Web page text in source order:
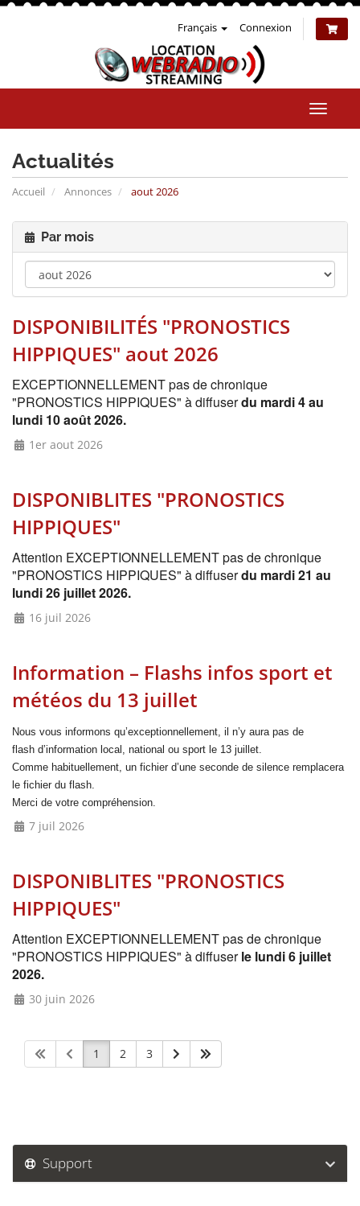
Français Connexion
la
Actualités
Accueil Annonces aout 2026
Par mois
DISPONIBILITÉS "PRONOSTICS
HIPPIQUES" aout 2026
EXCEPTIONNELLEMENT pas de chronique
"PRONOSTICS HIPPIQUES" à diffuserdu mardi 4 au
lundi 10 août 2026.
1er aout 2026
DISPONIBLITES "PRONOSTICS
HIPPIQUES"
Attention EXCEPTIONNELLEMENT pas de chronique
"PRONOSTICS HIPPIQUES" à diffuserdu mardi 21 au
lundi 26 juillet 2026.
16 juil 2026
Information – Flashs infos sport et
météos du 13 juillet
Nous vous informons qu’exceptionnellement, il n’y aura pas de
flash d’information local, national ou sport le 13 juillet.
Comme habituellement, un fichier d’une seconde de silence remplacera
le fichier du flash.
Merci de votre compréhension.
7 juil 2026
DISPONIBLITES "PRONOSTICS
HIPPIQUES"
Attention EXCEPTIONNELLEMENT pas de chronique
"PRONOSTICS HIPPIQUES" à diffuserle lundi 6 juillet
2026.
30 juin 2026
1 2 3
Support